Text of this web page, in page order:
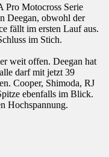
Pro Motocross Serie
Deegan, obwohl der
fällt im ersten Lauf aus.
im Stich.
weit offen. Deegan hat
darf mit jetzt 39
Cooper, Shimoda, RJ
ebenfalls im Blick.
Hochspannung.